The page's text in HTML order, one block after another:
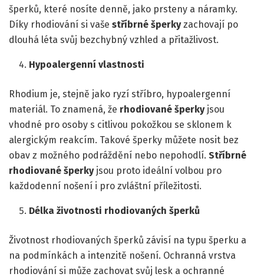
šperků, které nosíte denně, jako prsteny a náramky.
Díky rhodiování si vaše stříbrné šperkyzachovají po
dlouhá léta svůj bezchybný vzhled a přitažlivost.
Hypoalergenní vlastnosti
Rhodium je, stejně jako ryzí stříbro, hypoalergenní
materiál. To znamená, že rhodiované šperkyjsou
vhodné pro osoby s citlivou pokožkou se sklonem k
alergickým reakcím. Takové šperky můžete nosit bez
obav z možného podráždění nebo nepohodlí. Stříbrné
rhodiované šperkyjsou proto ideální volbou pro
každodenní nošení i pro zvláštní příležitosti.
Délka životnosti rhodiovaných šperků
Životnost rhodiovaných šperků závisí na typu šperku a
na podmínkách a intenzitě nošení. Ochranná vrstva
rhodiování si může zachovat svůj lesk a ochranné